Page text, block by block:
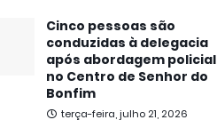
Cinco pessoas são
conduzidas à delegacia
após abordagem policial
no Centro de Senhor do
Bonfim
terça-feira, julho 21, 2026